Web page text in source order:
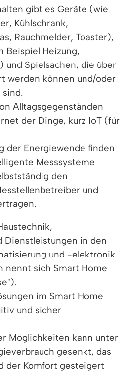
gibt es Geräte (wie
Kühlschrank,
Rauchmelder, Toaster),
Beispiel Heizung,
und Spielsachen, die über
werden können und/oder
Alltagsgegenständen
der Dinge, kurz IoT (für
der Energiewende finden
Messsysteme
den
und
Dienstleistungen in den
und -elektronik
nennt sich Smart Home
im Smart Home
und sicher
Möglichkeiten kann unter
gesenkt, das
der Komfort gesteigert